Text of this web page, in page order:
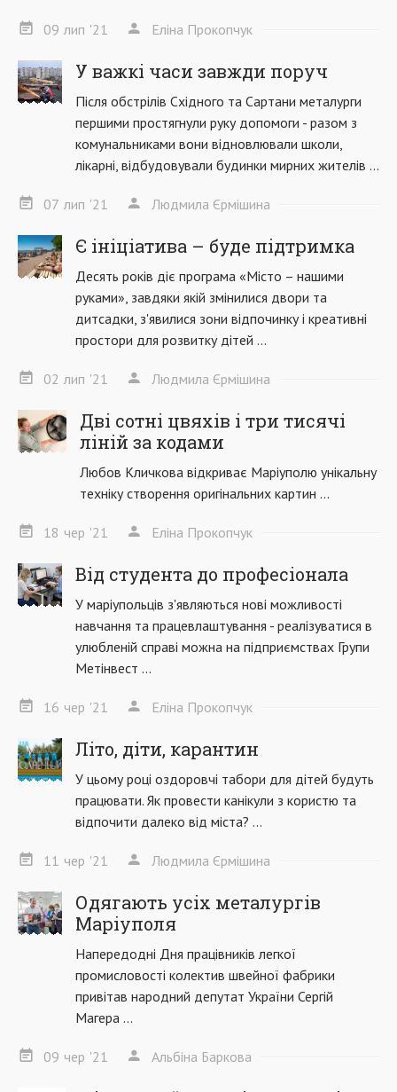
09 лип '21 Еліна Прокопчук
У важкі часи завжди поруч
Після обстрілів Східного та Сартани металурги
першими простягнули руку допомоги - разом з
комунальниками вони відновлювали школи,
лікарні, відбудовували будинки мирних жителів ...
07 лип '21 Людмила Єрмішина
Є ініціатива – буде підтримка
Десять років діє програма «Місто – нашими
руками», завдяки якій змінилися двори та
дитсадки, з'явилися зони відпочинку і креативні
простори для розвитку дітей ...
02 лип '21 Людмила Єрмішина
Дві сотні цвяхів і три тисячі
ліній за кодами
Любов Кличкова відкриває Маріуполю унікальну
техніку створення оригінальних картин ...
18 чер '21 Еліна Прокопчук
Від студента до професіонала
У маріупольців з'являються нові можливості
навчання та працевлаштування - реалізуватися в
улюбленій справі можна на підприємствах Групи
Метінвест ...
16 чер '21 Еліна Прокопчук
Літо, діти, карантин
У цьому році оздоровчі табори для дітей будуть
працювати. Як провести канікули з користю та
відпочити далеко від міста? ...
11 чер '21 Людмила Єрмішина
Одягають усіх металургів
Маріуполя
Напередодні Дня працівників легкої
промисловості колектив швейної фабрики
привітав народний депутат України Сергій
Магера ...
09 чер '21 Альбіна Баркова